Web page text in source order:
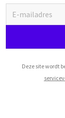
Deze site wordt